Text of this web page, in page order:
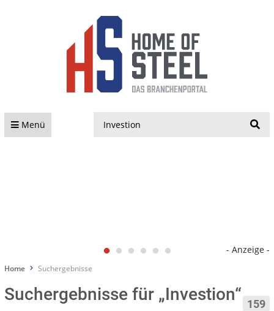
Menü
- Anzeige -
Home Suchergebnisse
Suchergebnisse für „Investion“ 159